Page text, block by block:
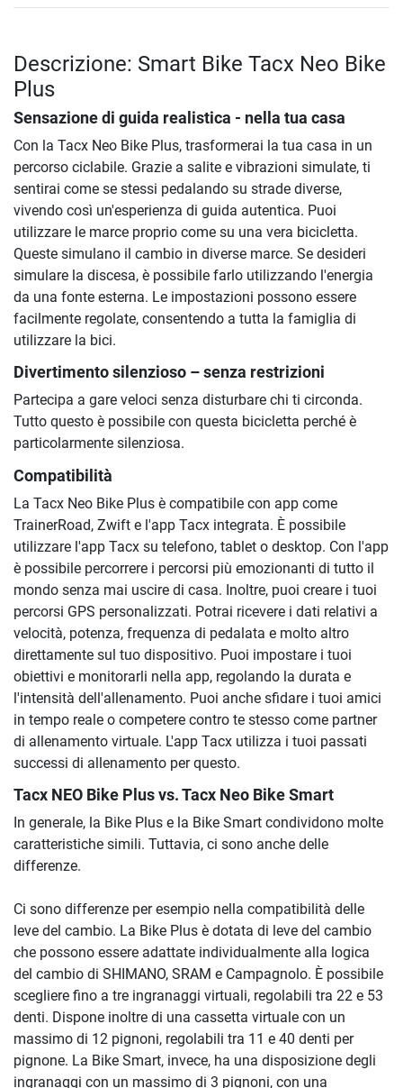
Descrizione: Smart Bike Tacx Neo Bike
Plus
Sensazione di guida realistica - nella tua casa
Con la Tacx Neo Bike Plus, trasformerai la tua casa in un
percorso ciclabile. Grazie a salite e vibrazioni simulate, ti
sentirai come se stessi pedalando su strade diverse,
vivendo così un'esperienza di guida autentica. Puoi
utilizzare le marce proprio come su una vera bicicletta.
Queste simulano il cambio in diverse marce. Se desideri
simulare la discesa, è possibile farlo utilizzando l'energia
da una fonte esterna. Le impostazioni possono essere
facilmente regolate, consentendo a tutta la famiglia di
utilizzare la bici.
Divertimento silenzioso – senza restrizioni
Partecipa a gare veloci senza disturbare chi ti circonda.
Tutto questo è possibile con questa bicicletta perché è
particolarmente silenziosa.
Compatibilità
La Tacx Neo Bike Plus è compatibile con app come
TrainerRoad, Zwift e l'app Tacx integrata. È possibile
utilizzare l'app Tacx su telefono, tablet o desktop. Con l'app
è possibile percorrere i percorsi più emozionanti di tutto il
mondo senza mai uscire di casa. Inoltre, puoi creare i tuoi
percorsi GPS personalizzati. Potrai ricevere i dati relativi a
velocità, potenza, frequenza di pedalata e molto altro
direttamente sul tuo dispositivo. Puoi impostare i tuoi
obiettivi e monitorarli nella app, regolando la durata e
l'intensità dell'allenamento. Puoi anche sfidare i tuoi amici
in tempo reale o competere contro te stesso come partner
di allenamento virtuale. L'app Tacx utilizza i tuoi passati
successi di allenamento per questo.
Tacx NEO Bike Plus vs. Tacx Neo Bike Smart
In generale, la Bike Plus e la Bike Smart condividono molte
caratteristiche simili. Tuttavia, ci sono anche delle
differenze.
Ci sono differenze per esempio nella compatibilità delle
leve del cambio. La Bike Plus è dotata di leve del cambio
che possono essere adattate individualmente alla logica
del cambio di SHIMANO, SRAM e Campagnolo. È possibile
scegliere fino a tre ingranaggi virtuali, regolabili tra 22 e 53
denti. Dispone inoltre di una cassetta virtuale con un
massimo di 12 pignoni, regolabili tra 11 e 40 denti per
pignone. La Bike Smart, invece, ha una disposizione degli
ingranaggi con un massimo di 3 pignoni, con una